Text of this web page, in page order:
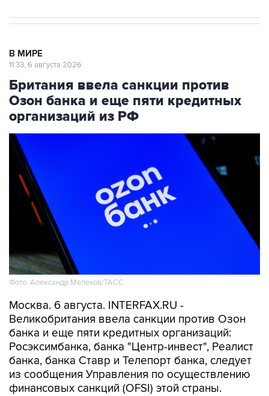
В МИРЕ
11:33, 6 августа 2026
Британия ввела санкции против
Озон банка и еще пяти кредитных
организаций из РФ
Фото: Александр Мелехов/ТАСС
Москва. 6 августа. INTERFAX.RU -
Великобритания ввела санкции против Озон
банка и еще пяти кредитных организаций:
Росэксимбанка, банка "Центр-инвест", Реалист
банка, банка Ставр и Телепорт банка, следует
из сообщения Управления по осуществлению
финансовых санкций (OFSI) этой страны.